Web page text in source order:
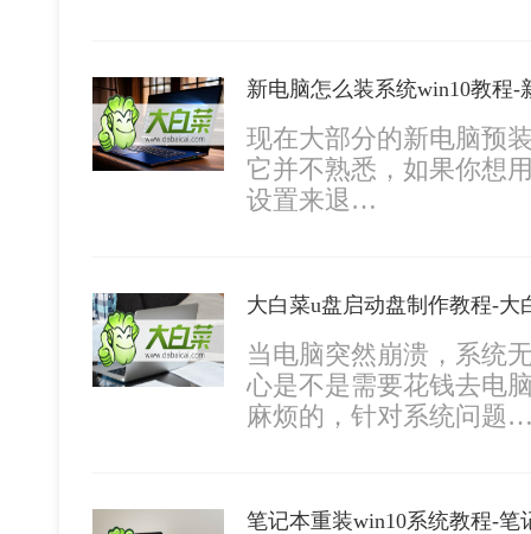
现在大部分的新电脑预
它并不熟悉，如果你想
设置来退…
大白菜u盘启动盘制作教程-大
当电脑突然崩溃，系统
心是不是需要花钱去电
麻烦的，针对系统问题
笔记本重装win10系统教程-笔